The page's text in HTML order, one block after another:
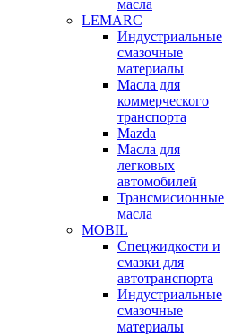
масла
LEMARC
Индустриальные
смазочные
материалы
Масла для
коммерческого
транспорта
Mazda
Масла для
легковых
автомобилей
Трансмисионные
масла
MOBIL
Cпецжидкости и
смазки для
автотранспорта
Индустриальные
смазочные
материалы